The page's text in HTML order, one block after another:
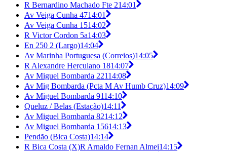
R Bernardino Machado Fte 214:01
Av Veiga Cunha 4714:01
Av Veiga Cunha 1514:02
R Victor Cordon 5a14:03
En 250 2 (Largo)14:04
Av Marinha Portuguesa (Correios)14:05
R Alexandre Herculano 1814:07
Av Miguel Bombarda 22114:08
Av Mig Bombarda (Pcta M Av Humb Cruz)14:09
Av Miguel Bombarda 9114:10
Queluz / Belas (Estação)14:11
Av Miguel Bombarda 8214:12
Av Miguel Bombarda 15614:13
Pendão (Bica Costa)14:14
R Bica Costa (X)R Arnaldo Fernan Almei14:15